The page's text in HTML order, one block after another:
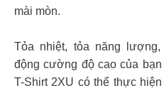
mài mòn.
Tỏa nhiệt, tỏa năng
động cường độ cao của
T-Shirt 2XU có thể thực